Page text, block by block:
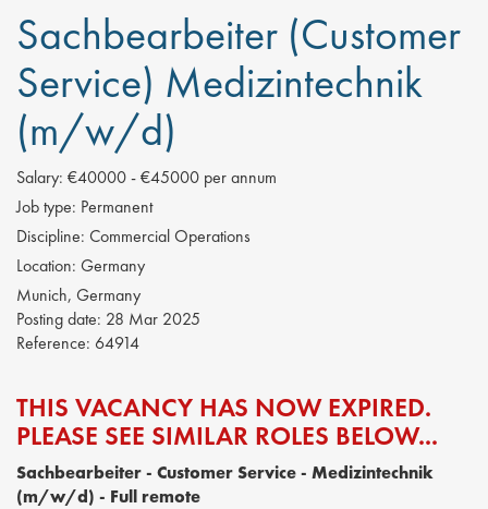
Sachbearbeiter (Customer
Service) Medizintechnik
(m/w/d)
Salary: €40000 - €45000 per annum
Job type: Permanent
Discipline: Commercial Operations
Location: Germany
Munich, Germany
Posting date: 28 Mar 2025
Reference: 64914
THIS VACANCY HAS NOW EXPIRED.
PLEASE SEE SIMILAR ROLES BELOW...
Sachbearbeiter - Customer Service - Medizintechnik
(m/w/d) - Full remote